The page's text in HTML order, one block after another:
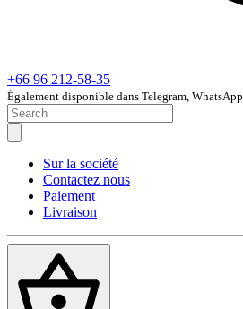
+66 96 212-58-35
Également disponible dans Telegram, WhatsApp
Sur la société
Contactez nous
Paiement
Livraison